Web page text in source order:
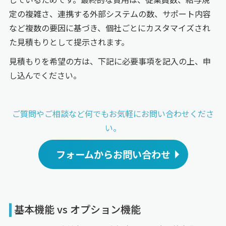
定の複雑さ、連携する外部システムの数、サポート内容
など複数の要因に基づき、個社ごとにカスタマイズされ
た見積もりとして提示されます。
見積もりを希望の方は、下記に必要事項を記入の上、申
し込んでください。
ご質問やご相談など何でもお気軽にお問い合わせくださ
い。
フォームからお問い合わせ
基本機能 vs オプション機能